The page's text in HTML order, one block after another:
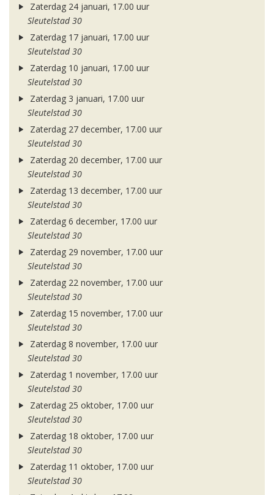
Zaterdag 24 januari, 17.00 uur
Sleutelstad 30
Zaterdag 17 januari, 17.00 uur
Sleutelstad 30
Zaterdag 10 januari, 17.00 uur
Sleutelstad 30
Zaterdag 3 januari, 17.00 uur
Sleutelstad 30
Zaterdag 27 december, 17.00 uur
Sleutelstad 30
Zaterdag 20 december, 17.00 uur
Sleutelstad 30
Zaterdag 13 december, 17.00 uur
Sleutelstad 30
Zaterdag 6 december, 17.00 uur
Sleutelstad 30
Zaterdag 29 november, 17.00 uur
Sleutelstad 30
Zaterdag 22 november, 17.00 uur
Sleutelstad 30
Zaterdag 15 november, 17.00 uur
Sleutelstad 30
Zaterdag 8 november, 17.00 uur
Sleutelstad 30
Zaterdag 1 november, 17.00 uur
Sleutelstad 30
Zaterdag 25 oktober, 17.00 uur
Sleutelstad 30
Zaterdag 18 oktober, 17.00 uur
Sleutelstad 30
Zaterdag 11 oktober, 17.00 uur
Sleutelstad 30